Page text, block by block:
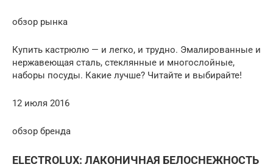
обзор рынка
Купить кастрюлю — и легко, и трудно. Эмалированные и
нержавеющая сталь, стеклянные и многослойные,
наборы посуды. Какие лучше? Читайте и выбирайте!
12 июля 2016
обзор бренда
ELECTROLUX: ЛАКОНИЧНАЯ БЕЛОСНЕЖНОСТЬ